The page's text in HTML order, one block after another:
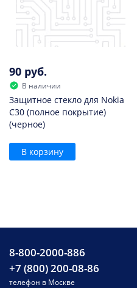
90 руб.
В наличии
Защитное стекло для Nokia
C30 (полное покрытие)
(черное)
В корзину
8-800-2000-886
+7 (800) 200-08-86
телефон в Москве